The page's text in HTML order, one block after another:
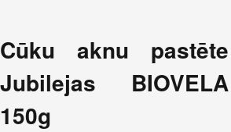
Cūku aknu pastēte
Jubilejas BIOVELA
150g